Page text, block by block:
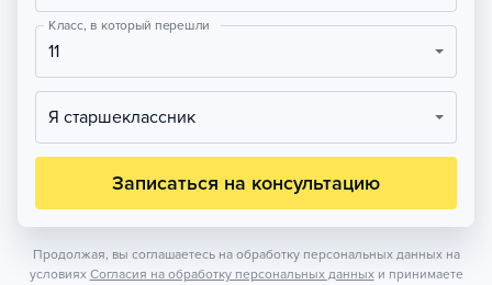
Класс, в который перешли
11
Я старшеклассник
Записаться на консультацию
Продолжая, вы соглашаетесь на обработку персональных данных на
условиях Согласия на обработку персональных данных и принимаете